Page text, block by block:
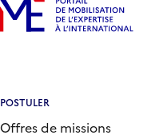
POSTULER
Offres de missions